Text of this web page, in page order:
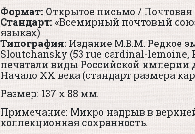
Формат: Открытое письмо / Почтовая
Стандарт: «Всемирный почтовый
языках)
Типография: Издание М.В.М. Редкое
Sloutchansky (53 rue cardinal-lemoine,
печатали виды Российской империи
Начало XX века (стандарт размера
Размер: 137 х 88 мм.
Примечание: Микро надрыв в
коллекционная сохранность.